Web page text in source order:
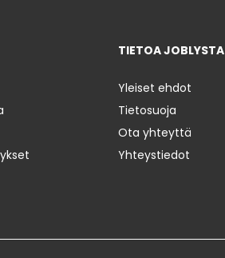
TIETOA JOBLYSTA
Yleiset ehdot
Tietosuoja
Ota yhteyttä
Yhteystiedot